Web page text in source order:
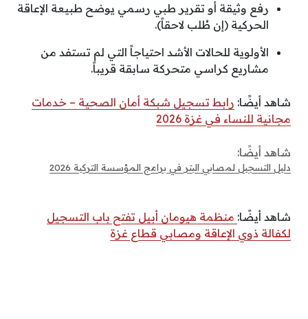
رفع وثيقة أو تقرير طبي رسمي يوضح طبيعة الإعاقة
الحركية (إن طُلب لاحقاً).
الأولوية للحالات الأشد احتياجاً التي لم تستفد من
مشاريع كراسي متحركة سابقة قريباً.
شاهد أيضًا: رابط تسجيل شبكة أمان الصحية – خدمات
مجانية للنساء في غزة 2026
شاهد أيضًا:
دليل التسجيل لمصابي البتر في برامج المؤسسة التركية 2026
شاهد أيضًا: منظمة هيومان أبيل تفتح باب التسجيل
لكفالة ذوي الإعاقة ومصابي قطاع غزة